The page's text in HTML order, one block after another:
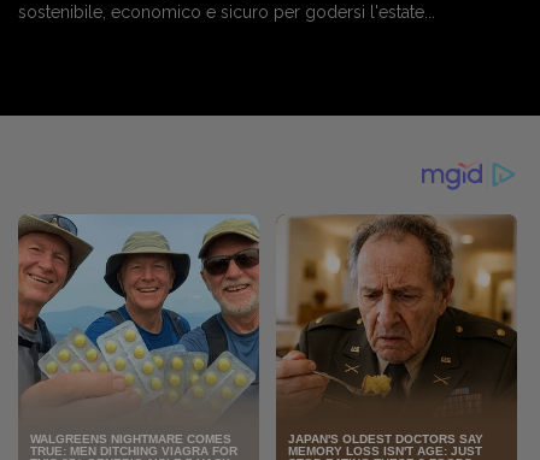
sostenibile, economico e sicuro per godersi l'estate...